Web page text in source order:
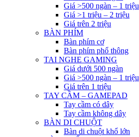
Giá >500 ngàn – 1 triệu
Giá >1 triệu – 2 triệu
Giá trên 2 triệu
BÀN PHÍM
Bàn phím cơ
Bàn phím phổ thông
TAI NGHE GAMING
Giá dưới 500 ngàn
Giá >500 ngàn – 1 triệu
Giá trên 1 triệu
TAY CẦM – GAMEPAD
Tay cầm có dây
Tay cầm không dây
BÀN DI CHUỘT
Bàn di chuột khổ lớn